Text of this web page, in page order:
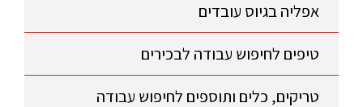
אפליה בגיוס עובדים
טיפים לחיפוש עבודה לבכירים
טריקים, כלים ותוספים לחיפוש עבודה